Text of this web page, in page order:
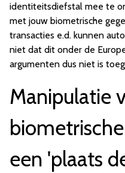
identiteitsdiefstal mee te
met jouw biometrische
transacties e.d. kunnen
niet dat dit onder de
argumenten dus niet is
Manipulatie
een 'plaats